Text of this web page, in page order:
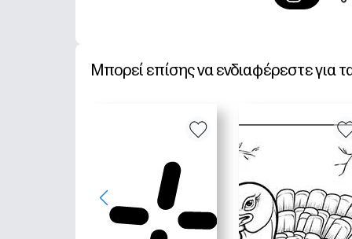
Μπορεί επίσης να ενδιαφέρεστε για